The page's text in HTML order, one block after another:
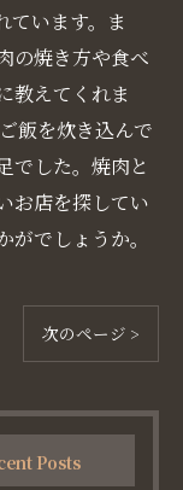
ています。ま
の焼き方や食べ
教えてくれま
飯を炊き込んで
でした。焼肉と
お店を探してい
でしょうか。
次のページ >
Posts